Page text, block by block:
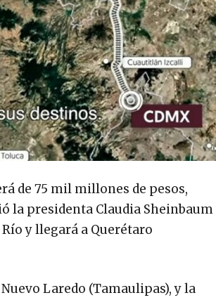
de 75 mil millones de pesos,
la presidenta Claudia Sheinbaum
y llegará a Querétaro
Laredo (Tamaulipas), y la